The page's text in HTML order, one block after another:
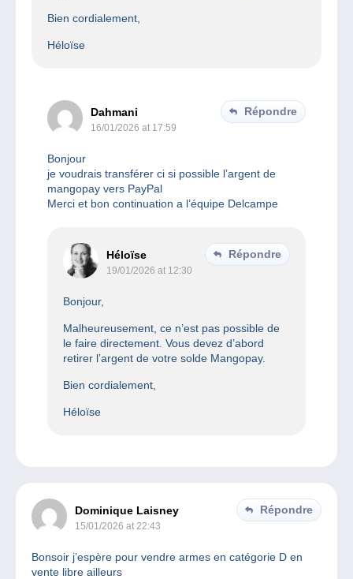
Bien cordialement,
Héloïse
Dahmani
16/01/2026 at 17:59
Répondre
Bonjour
je voudrais transférer ci si possible l’argent de
mangopay vers PayPal
Merci et bon continuation a l’équipe Delcampe
Héloïse
19/01/2026 at 12:30
Répondre
Bonjour,
Malheureusement, ce n’est pas possible de
le faire directement. Vous devez d’abord
retirer l’argent de votre solde Mangopay.
Bien cordialement,
Héloïse
Dominique Laisney
15/01/2026 at 22:43
Répondre
Bonsoir j’espère pour vendre armes en catégorie D en
vente libre ailleurs